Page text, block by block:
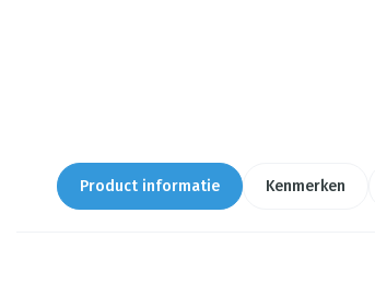
Product informatie Kenmerken